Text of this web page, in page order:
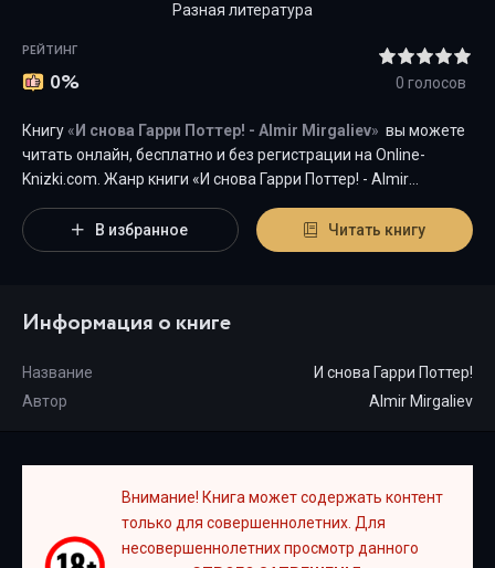
Разная литература
РЕЙТИНГ
0% 0 голосов
Книгу « И снова Гарри Поттер! - Almir Mirgaliev» вы можете
читать онлайн, бесплатно и без регистрации на Оnline-
Knizki.com. Жанр книги «И снова Гарри Поттер! - Almir
популярным жанром для современного читателя, а книга "И
снова Гарри Поттер!" от автора Almir Mirgaliev занимает
В избранное Читать книгу
Информация о книге
Название
И снова Гарри Поттер!
Автор
Almir Mirgaliev
Внимание! Книга может содержать контент
только для совершеннолетних. Для
несовершеннолетних просмотр данного